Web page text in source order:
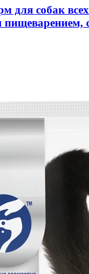
для собак
пищеварением,